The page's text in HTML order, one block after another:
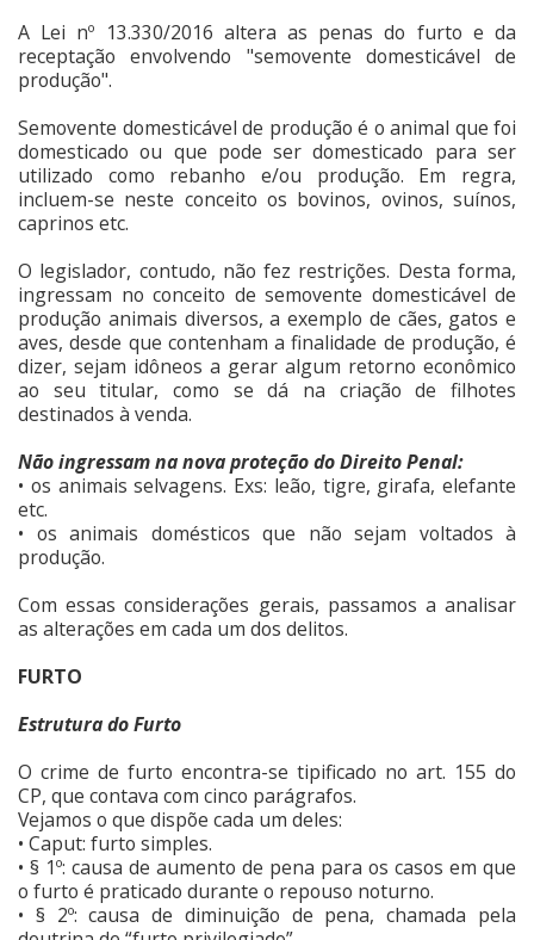
A Lei nº 13.330/2016 altera as penas do furto e da
receptação envolvendo "semovente domesticável de
produção".
Semovente domesticável de produção é o animal que foi
domesticado ou que pode ser domesticado para ser
utilizado como rebanho e/ou produção. Em regra,
incluem-se neste conceito os bovinos, ovinos, suínos,
caprinos etc.
O legislador, contudo, não fez restrições. Desta forma,
ingressam no conceito de semovente domesticável de
produção animais diversos, a exemplo de cães, gatos e
aves, desde que contenham a finalidade de produção, é
dizer, sejam idôneos a gerar algum retorno econômico
ao seu titular, como se dá na criação de filhotes
destinados à venda.
Não ingressam na nova proteção do Direito Penal:
• os animais selvagens. Exs: leão, tigre, girafa, elefante
etc.
• os animais domésticos que não sejam voltados à
produção.
Com essas considerações gerais, passamos a analisar
as alterações em cada um dos delitos.
FURTO
Estrutura do Furto
O crime de furto encontra-se tipificado no art. 155 do
CP, que contava com cinco parágrafos.
Vejamos o que dispõe cada um deles:
• Caput: furto simples.
• § 1º: causa de aumento de pena para os casos em que
o furto é praticado durante o repouso noturno.
• § 2º: causa de diminuição de pena, chamada pela